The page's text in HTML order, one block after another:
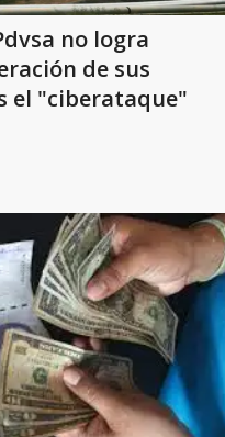
no logra
de sus
el "ciberataque"